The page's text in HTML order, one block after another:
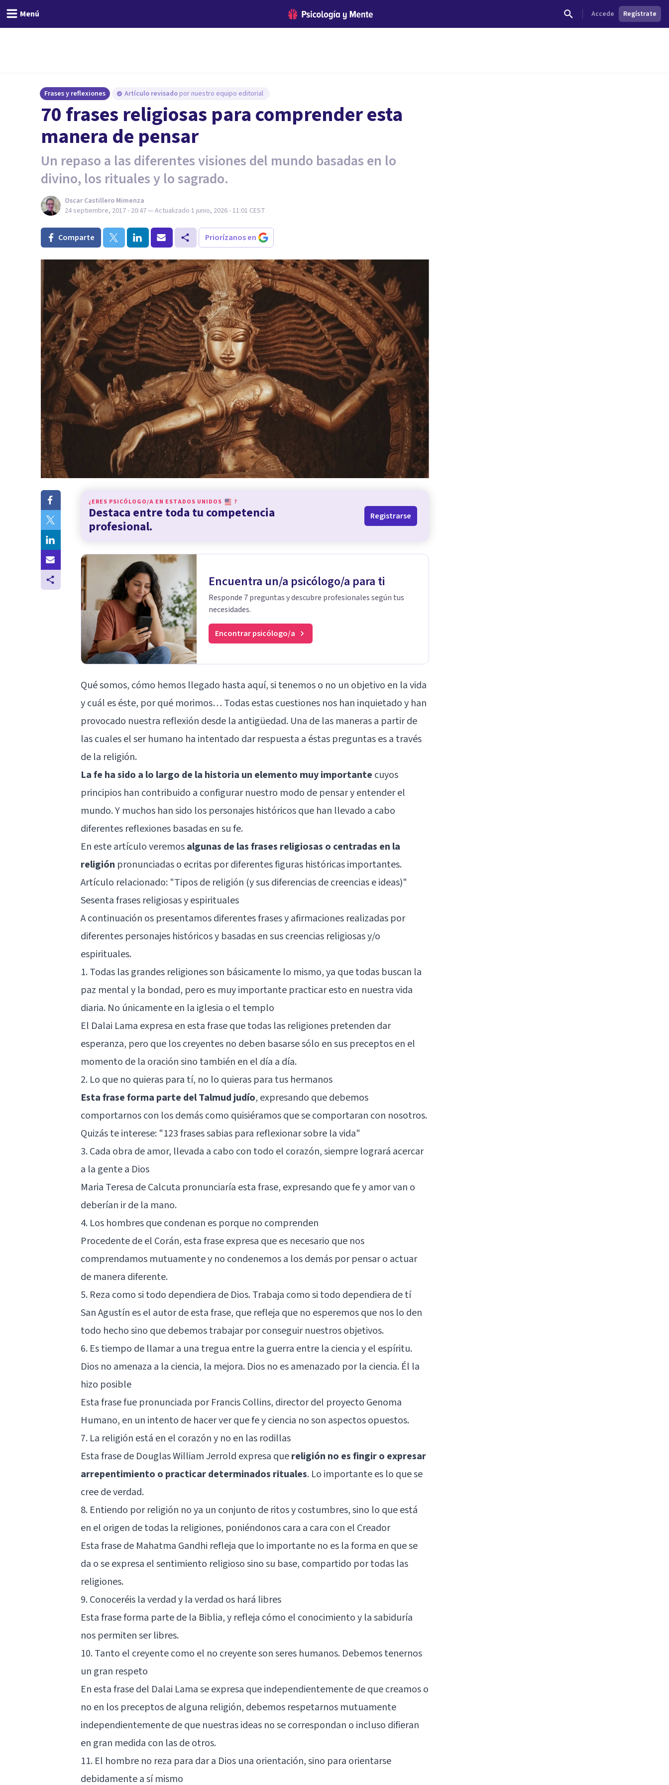
Menú Accede Regístrate
Frases y reflexiones Artículo revisado por nuestro equipo editorial
70 frases religiosas para comprender esta
manera de pensar
Un repaso a las diferentes visiones del mundo basadas en lo
divino, los rituales y lo sagrado.
Oscar Castillero Mimenza
24 septiembre, 2017 - 20:47— Actualizado 1 junio, 2026 - 11:01 CEST
Comparte Priorízanos en
¿ERES PSICÓLOGO/A EN ESTADOS UNIDOS ?
Destaca entre toda tu competencia
profesional.
Registrarse
Encuentra un/a psicólogo/a para ti
Responde 7 preguntas y descubre profesionales según tus
necesidades.
Encontrar psicólogo/a
Qué somos, cómo hemos llegado hasta aquí, si tenemos o no un objetivo en la vida
y cuál es éste, por qué morimos… Todas estas cuestiones nos han inquietado y han
provocado nuestra reflexión desde la antigüedad. Una de las maneras a partir de
las cuales el ser humano ha intentado dar respuesta a éstas preguntas es a través
de la religión.
La fe ha sido a lo largo de la historia un elemento muy importante cuyos
principios han contribuido a configurar nuestro modo de pensar y entender el
mundo. Y muchos han sido los personajes históricos que han llevado a cabo
diferentes reflexiones basadas en su fe.
En este artículo veremosalgunas de las frases religiosas o centradas en la
religión pronunciadas o ecritas por diferentes figuras históricas importantes.
Artículo relacionado: "Tipos de religión (y sus diferencias de creencias e ideas)"
Sesenta frases religiosas y espirituales
A continuación os presentamos diferentes frases y afirmaciones realizadas por
diferentes personajes históricos y basadas en sus creencias religiosas y/o
espirituales.
1. Todas las grandes religiones son básicamente lo mismo, ya que todas buscan la
paz mental y la bondad, pero es muy importante practicar esto en nuestra vida
diaria. No únicamente en la iglesia o el templo
El Dalai Lama expresa en esta frase que todas las religiones pretenden dar
esperanza, pero que los creyentes no deben basarse sólo en sus preceptos en el
momento de la oración sino también en el día a día.
2. Lo que no quieras para tí, no lo quieras para tus hermanos
Esta frase forma parte del Talmud judío, expresando que debemos
comportarnos con los demás como quisiéramos que se comportaran con nosotros.
Quizás te interese: "123 frases sabias para reflexionar sobre la vida"
3. Cada obra de amor, llevada a cabo con todo el corazón, siempre logrará acercar
a la gente a Dios
Maria Teresa de Calcuta pronunciaría esta frase, expresando que fe y amor van o
deberían ir de la mano.
4. Los hombres que condenan es porque no comprenden
Procedente de el Corán, esta frase expresa que es necesario que nos
comprendamos mutuamente y no condenemos a los demás por pensar o actuar
de manera diferente.
5. Reza como si todo dependiera de Dios. Trabaja como si todo dependiera de tí
San Agustín es el autor de esta frase, que refleja que no esperemos que nos lo den
todo hecho sino que debemos trabajar por conseguir nuestros objetivos.
6. Es tiempo de llamar a una tregua entre la guerra entre la ciencia y el espíritu.
Dios no amenaza a la ciencia, la mejora. Dios no es amenazado por la ciencia. Él la
hizo posible
Esta frase fue pronunciada por Francis Collins, director del proyecto Genoma
Humano, en un intento de hacer ver que fe y ciencia no son aspectos opuestos.
7. La religión está en el corazón y no en las rodillas
Esta frase de Douglas William Jerrold expresa quereligión no es fingir o expresar
arrepentimiento o practicar determinados rituales. Lo importante es lo que se
cree de verdad.
8. Entiendo por religión no ya un conjunto de ritos y costumbres, sino lo que está
en el origen de todas la religiones, poniéndonos cara a cara con el Creador
Esta frase de Mahatma Gandhi refleja que lo importante no es la forma en que se
da o se expresa el sentimiento religioso sino su base, compartido por todas las
religiones.
9. Conoceréis la verdad y la verdad os hará libres
Esta frase forma parte de la Biblia, y refleja cómo el conocimiento y la sabiduría
nos permiten ser libres.
10. Tanto el creyente como el no creyente son seres humanos. Debemos tenernos
un gran respeto
En esta frase del Dalai Lama se expresa que independientemente de que creamos o
no en los preceptos de alguna religión, debemos respetarnos mutuamente
independientemente de que nuestras ideas no se correspondan o incluso difieran
en gran medida con las de otros.
11. El hombre no reza para dar a Dios una orientación, sino para orientarse
debidamente a sí mismo